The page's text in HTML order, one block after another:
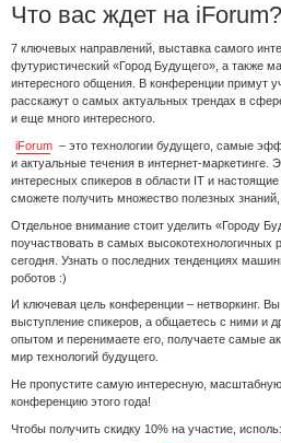
Что вас ждет на iForum?
7 ключевых направлений, выставка самого
футуристический «Город Будущего», а также
интересного общения. В конференции примут
расскажут о самых актуальных трендах в
и еще много интересного.
iForum – это технологии будущего, самые
и актуальные течения в интернет-маркетинге.
интересных спикеров в области IT и
сможете получить множество полезных
Отдельное внимание стоит уделить «Городу
поучаствовать в самых высокотехнологичных
сегодня. Узнать о последних тенденциях
роботов :)
И ключевая цель конференции – нетворкинг.
выступление спикеров, а общаетесь с ними и
опытом и перенимаете его, получаете самые
мир технологий будущего.
Не пропустите самую интересную,
конференцию этого года!
Чтобы получить скидку 10% на участие,